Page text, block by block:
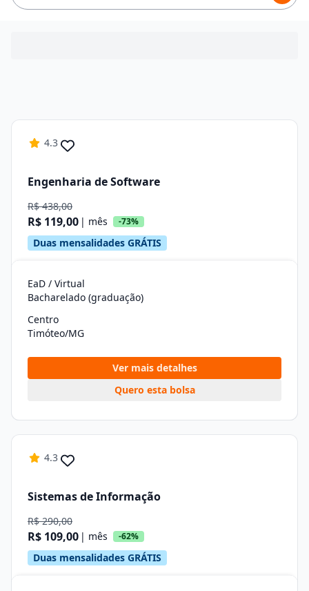
4.3
Engenharia de Software
R$ 438,00
R$ 119,00 | mês -73%
Duas mensalidades GRÁTIS
EaD / Virtual
Bacharelado (graduação)
Centro
Timóteo/MG
Ver mais detalhes
Quero esta bolsa
4.3
Sistemas de Informação
R$ 290,00
R$ 109,00 | mês -62%
Duas mensalidades GRÁTIS